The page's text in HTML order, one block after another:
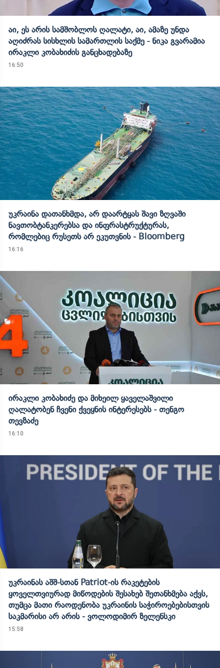
აი, ეს არის სამშობლოს ღალატი, აი, ამაზე უნდა
აღიძრას სისხლის სამართლის საქმე - ნიკა გვარამია
ირაკლი კობახიძის განცხადებაზე
16:50
უკრაინა დათანხმდა, არ დაარტყას შავი ზღვაში
ნავთობტანკერებსა და ინფრასტრუქტურას,
რომლებიც რუსეთს არ ეკუთვნის - Bloomberg
16:16
ირაკლი კობახიძე და მიხეილ ყაველაშვილი
ღალატობენ ჩვენი ქვეყნის ინტერესებს - თენგო
თევზაძე
16:10
უკრაინას აშშ-სთან Patriot-ის რაკეტების
ყოველთვიურად მიწოდების შესახებ შეთანხმება აქვს,
თუმცა მათი რაოდენობა უკრაინის საჭიროებებისთვის
საკმარისი არ არის - ვოლოდიმირ ზელენსკი
15:58